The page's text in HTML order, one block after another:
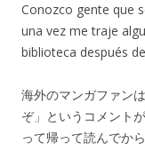
Conozco gente que
una vez me traje
biblioteca después
海外のマンガファン
ぞ」というコメント
って帰って読んでか